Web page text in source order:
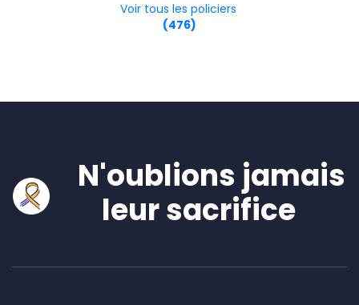
Voir tous les policiers
(476)
N'oublions jamais
leur sacrifice